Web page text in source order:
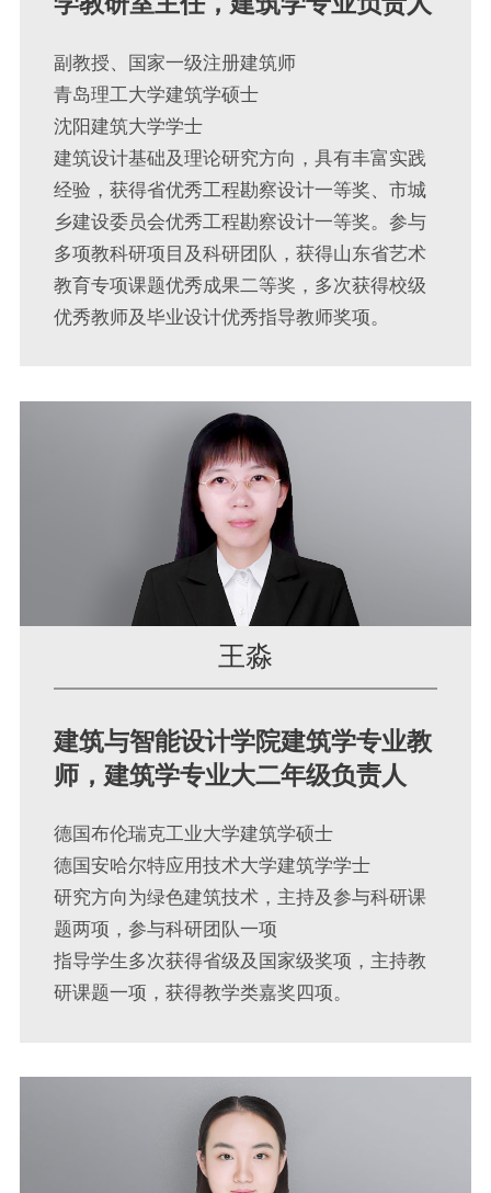
副教授、国家一级注册建筑师
青岛理工大学建筑学硕士
沈阳建筑大学学士
建筑设计基础及理论研究方向，具有丰富实践
经验，获得省优秀工程勘察设计一等奖、市城
乡建设委员会优秀工程勘察设计一等奖。参与
多项教科研项目及科研团队，获得山东省艺术
教育专项课题优秀成果二等奖，多次获得校级
优秀教师及毕业设计优秀指导教师奖项。
王淼
建筑与智能设计学院建筑学专业教
师，建筑学专业大二年级负责人
德国布伦瑞克工业大学建筑学硕士
德国安哈尔特应用技术大学建筑学学士
研究方向为绿色建筑技术，主持及参与科研课
题两项，参与科研团队一项
指导学生多次获得省级及国家级奖项，主持教
研课题一项，获得教学类嘉奖四项。